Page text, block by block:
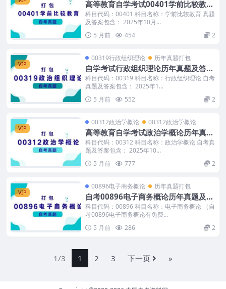
高等教育自学考试00401学前比较教育
历年真题及答案
科目代码：00401 科目名称：学前比较教育 真题
及答案包含： 2025年10月...
5 月前
454 2
VIP
00319行政组织理论 历年真题打包
自学考试行政组织理论历年真题及答案
打包
科目代码：00319 科目名称：行政组织理论 自考
真题及答案包含： 2025年1...
5 月前
552 2
VIP
00312政治学概论 00312政治学概论
高等教育自学考试政治学概论历年真题
及答案打包
科目代码：00312 科目名称：政治学概论 自考真
题及答案包含： 2025年10...
5 月前
777 2
VIP
00896电子商务概论 历年真题打包
自考00896电子商务概论历年真题及答
案打包
科目代码：00896 科目名称：电子商务概论 （自
考00896电子商务概论有免费...
5 月前
286 2
1/3 1 2 3 下一页 »